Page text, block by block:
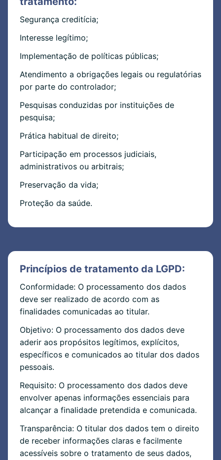
Segurança creditícia;
Interesse legítimo;
Implementação de políticas públicas;
Atendimento a obrigações legais ou regulatórias
por parte do controlador;
Pesquisas conduzidas por instituições de
pesquisa;
Prática habitual de direito;
Participação em processos judiciais,
administrativos ou arbitrais;
Preservação da vida;
Proteção da saúde.
Princípios de tratamento da LGPD:
Conformidade: O processamento dos dados
deve ser realizado de acordo com as
finalidades comunicadas ao titular.
Objetivo: O processamento dos dados deve
aderir aos propósitos legítimos, explícitos,
específicos e comunicados ao titular dos dados
pessoais.
Requisito: O processamento dos dados deve
envolver apenas informações essenciais para
alcançar a finalidade pretendida e comunicada.
Transparência: O titular dos dados tem o direito
de receber informações claras e facilmente
acessíveis sobre o tratamento de seus dados,